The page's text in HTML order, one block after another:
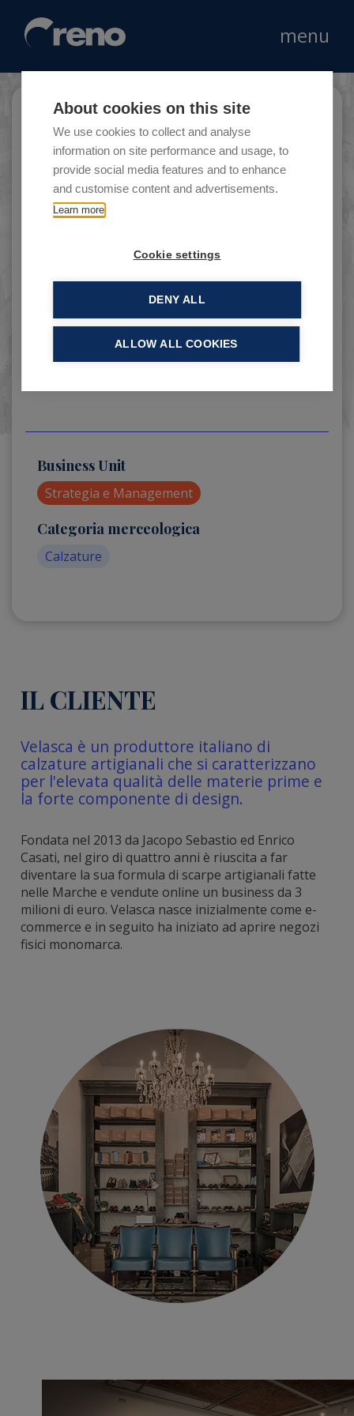
About cookies on this site
We use cookies to collect and analyse
information on site performance and usage, to
provide social media features and to enhance
and customise content and advertisements.
Learn more
Cookie settings
DENY ALL
ALLOW ALL COOKIES
menu
Velasca
Velasca è un produttore italiano di calzature
Business Unit
Strategia e Management
Categoria merceologica
Calzature
IL CLIENTE
Velasca è un produttore italiano di
calzature artigianali che si caratterizzano
per l'elevata qualità delle materie prime e
la forte componente di design.
Fondata nel 2013 da Jacopo Sebastio ed Enrico
Casati, nel giro di quattro anni è riuscita a far
diventare la sua formula di scarpe artigianali fatte
nelle Marche e vendute online un business da 3
milioni di euro. Velasca nasce inizialmente come e-
commerce e in seguito ha iniziato ad aprire negozi
fisici monomarca.